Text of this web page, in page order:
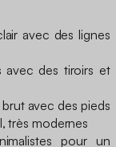
avec des lignes
avec des tiroirs et
avec des pieds
très modernes
pour un